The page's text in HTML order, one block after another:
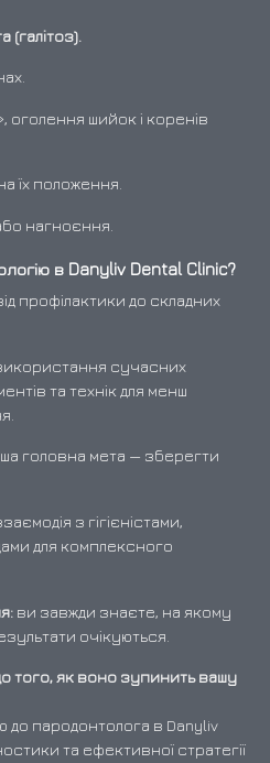
оголення шийок і коренів
їх положення.
нагноєння.
в Danyliv Dental Clinic?
профілактики до складних
сучасних
та технік для менш
головна мета — зберегти
з гігієністами,
для комплексного
ви завжди знаєте, на якому
очікуються.
того, як воно зупинить вашу
до пародонтолога в Danyliv
та ефективної стратегії